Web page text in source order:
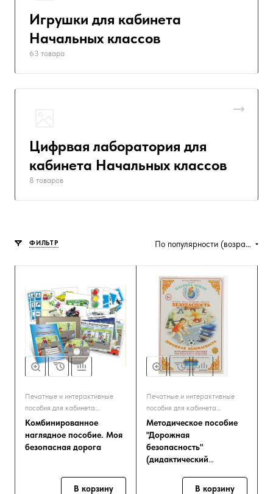
Игрушки для кабинета
Начальных классов
63 товара
Цифрвая лаборатория для
кабинета Начальных классов
8 товаров
ФИЛЬТР По популярности (возрастание)
Печатные и интерактивные
пособия для кабинета
Начальных классов
Комбинированное
наглядное пособие. Моя
безопасная дорога
В корзину
Печатные и интерактивные
пособия для кабинета
Начальных классов
Методическое пособие
"Дорожная
безопасность"
(дидактический
В корзину